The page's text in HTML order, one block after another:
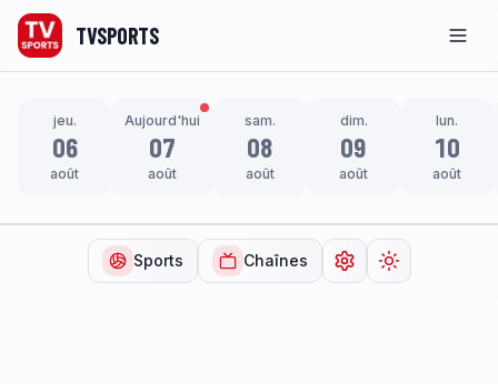
TVSPORTS
jeu.
06
août
Aujourd'hui
07
août
sam.
08
août
dim.
09
août
lun.
10
août
Sports Chaînes Ouvrir lesChanger de